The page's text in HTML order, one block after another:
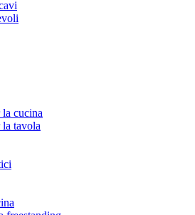
cucina
la tavola